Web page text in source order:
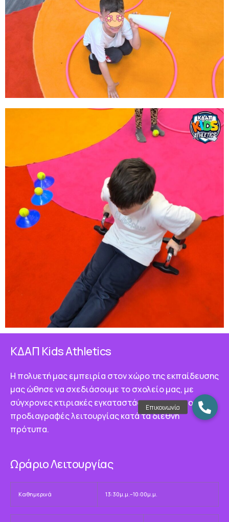
ΚΔΑΠ Κids Athletics
Η πολυετή μας εμπειρία στον χώρο της εκπαίδευσης
μας ώθησε να σχεδιάσουμε το σχολείο μας, με
σύγχρονες κτιριακές εγκαταστάσεις που τηρούν τις
προδιαγραφές λειτουργίας κατά τα διεθνή
πρότυπα.
Ωράριο Λειτουργίας
Καθημερινά 13:30μ.μ.–10:00μ.μ.